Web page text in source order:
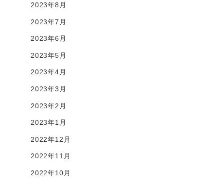
2023年8月
2023年7月
2023年6月
2023年5月
2023年4月
2023年3月
2023年2月
2023年1月
2022年12月
2022年11月
2022年10月